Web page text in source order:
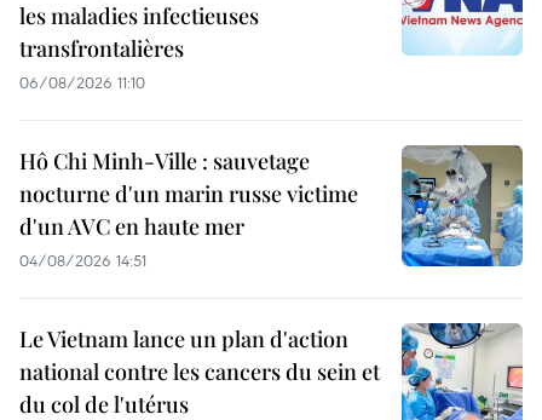
les maladies infectieuses
transfrontalières
06/08/2026 11:10
Hô Chi Minh-Ville : sauvetage
nocturne d'un marin russe victime
d'un AVC en haute mer
04/08/2026 14:51
Le Vietnam lance un plan d'action
national contre les cancers du sein et
du col de l'utérus